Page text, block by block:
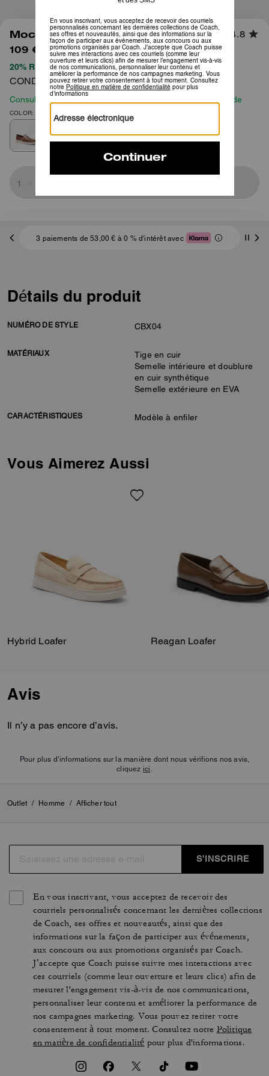
1/5
Mocassin Hybride 4.8
109 € 250 €
20% REMISE APPLIQUÉE LORS DU PAIEMENT
CONDITIONS GÉNÉRALES COMPLÈTES ICI
Consultez notre guide des tailles avant de passer commande
COLOR: Brun
3 paiements de 53,00 € à 0 % d'intérêt avec
Détails du produit
NUMÉRO DE STYLE CBX04
MATÉRIAUX
Tige en cuir
Semelle intérieure et doublure
en cuir synthétique
Semelle extérieure en EVA
CARACTÉRISTIQUES Modèle à enfiler
Vous Aimerez Aussi
Hybrid Loafer Reagan Loafer
Avis
Il n’y a pas encore d’avis.
Pour plus d’informations sur la manière dont nous vérifions nos avis,
cliquez ici
Outlet / Homme / Afficher tout
S’INSCRIRE
En vous inscrivant, vous acceptez de recevoir des
courriels personnalisés concernant les dernières collections
de Coach, ses offres et nouveautés, ainsi que des
informations sur la façon de participer aux événements,
aux concours ou aux promotions organisés par Coach.
J’accepte que Coach puisse suivre mes interactions avec
ces courriels (comme leur ouverture et leurs clics) afin de
mesurer l'engagement vis-à-vis de nos communications,
personnaliser leur contenu et améliorer la performance de
nos campagnes marketing. Vous pouvez retirer votre
consentement à tout moment. Consultez notre Politique
en matière de confidentialité pour plus d'informations.